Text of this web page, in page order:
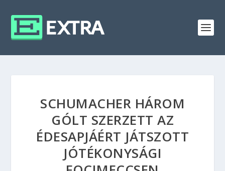
SCHUMACHER HÁROM
GÓLT SZERZETT AZ
ÉDESAPJÁÉRT JÁTSZOTT
JÓTÉKONYSÁGI